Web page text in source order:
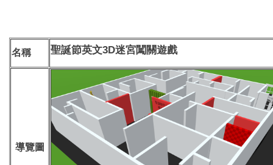
名稱 聖誕節英文3D迷宮闖關遊戲
導覽圖